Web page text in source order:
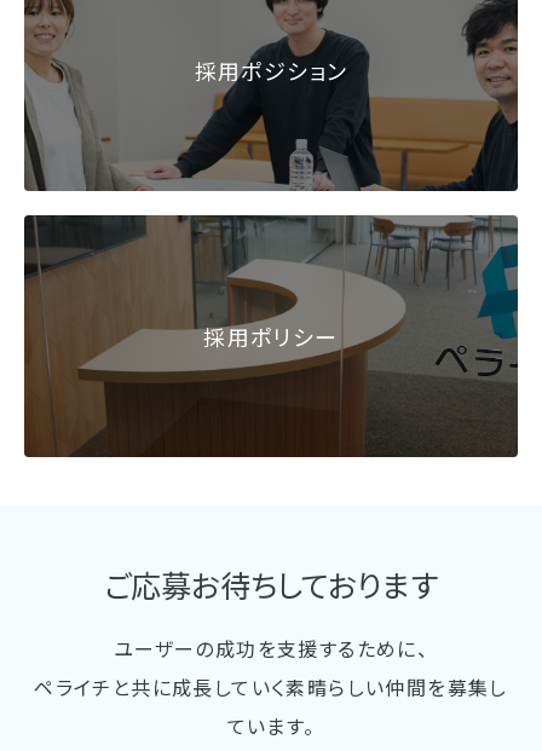
採用ポジション
採用ポリシー
ご応募お待ちしております
ユーザーの成功を支援するために、
ペライチと共に成長していく素晴らしい仲間を募集し
ています。